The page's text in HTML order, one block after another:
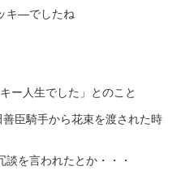
キ―でしたね
ー人生でした」とのこと
臣騎手から花束を渡された時
を言われたとか・・・